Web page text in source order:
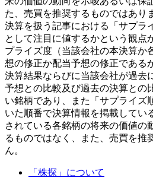
た、売買を推奨するものではあり
決算を扱う記事における「サプラ
として注目に値するかという観点
プライズ度（当該会社の本決算か
想の修正か配当予想の修正である
決算結果ならびに当該会社が過去
予想との比較及び過去の決算との
い銘柄であり、また「サプライズ
いた順番で決算情報を掲載してい
されている各銘柄の将来の価値の
るものではなく、また、売買を推
ん。
「株探」について